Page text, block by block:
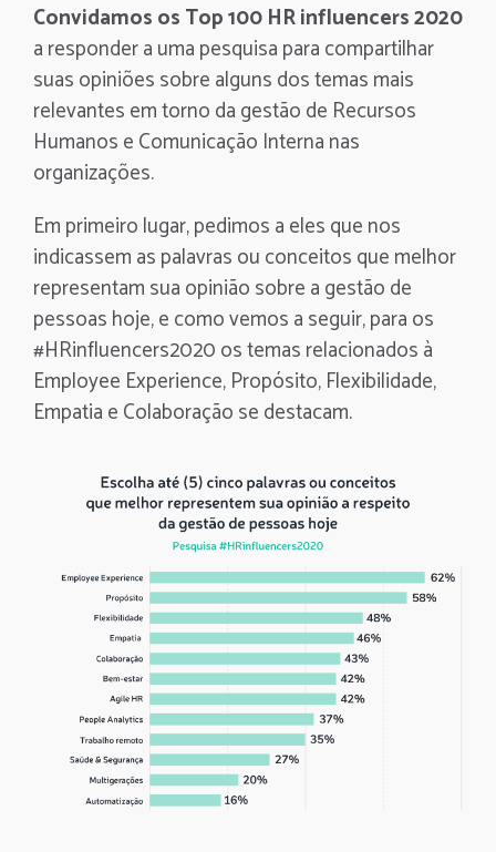
Convidamos os Top 100 HR influencers 2020
a responder a uma pesquisa para compartilhar
suas opiniões sobre alguns dos temas mais
relevantes em torno da gestão de Recursos
Humanos e Comunicação Interna nas
organizações.
Em primeiro lugar, pedimos a eles que nos
indicassem as palavras ou conceitos que melhor
representam sua opinião sobre a gestão de
pessoas hoje, e como vemos a seguir, para os
#HRinfluencers2020 os temas relacionados à
Employee Experience, Propósito, Flexibilidade,
Empatia e Colaboração se destacam.